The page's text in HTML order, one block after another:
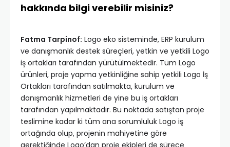
hakkında bilgi verebilir misiniz?
Fatma Tarpinof: Logo eko sisteminde, ERP kurulum
ve danışmanlık destek süreçleri, yetkin ve yetkili Logo
iş ortakları tarafından yürütülmektedir. Tüm Logo
ürünleri, proje yapma yetkinliğine sahip yetkili Logo İş
Ortakları tarafından satılmakta, kurulum ve
danışmanlık hizmetleri de yine bu iş ortakları
tarafından yapılmaktadır. Bu noktada satıştan proje
teslimine kadar ki tüm ana sorumluluk Logo iş
ortağında olup, projenin mahiyetine göre